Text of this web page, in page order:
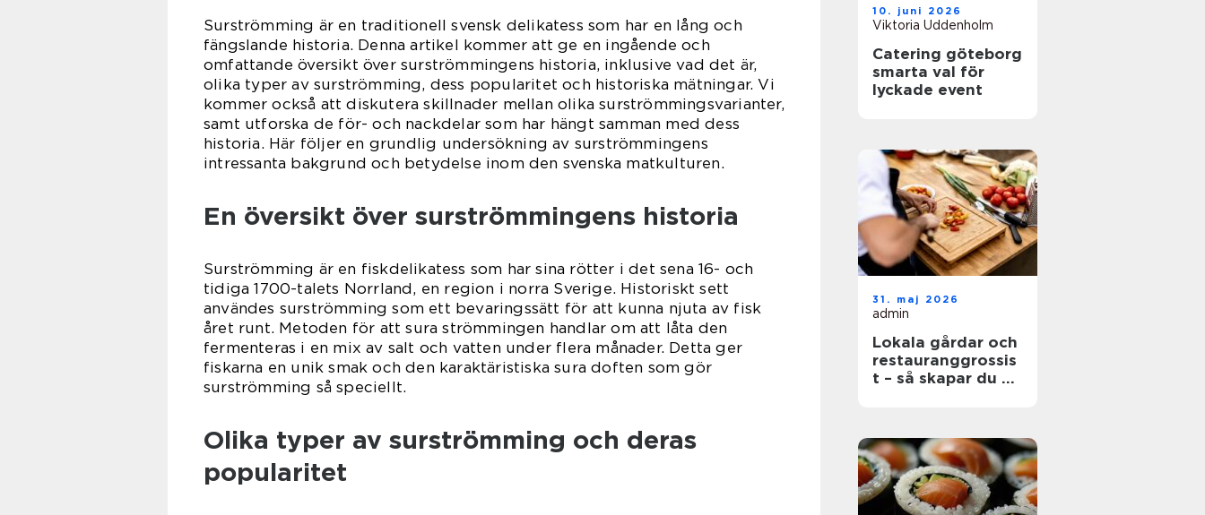
Surströmming är en traditionell svensk delikatess som har en lång och
fängslande historia. Denna artikel kommer att ge en ingående och
omfattande översikt över surströmmingens historia, inklusive vad det är,
olika typer av surströmming, dess popularitet och historiska mätningar. Vi
kommer också att diskutera skillnader mellan olika surströmmingsvarianter,
samt utforska de för- och nackdelar som har hängt samman med dess
historia. Här följer en grundlig undersökning av surströmmingens
intressanta bakgrund och betydelse inom den svenska matkulturen.
En översikt över surströmmingens historia
Surströmming är en fiskdelikatess som har sina rötter i det sena 16- och
tidiga 1700-talets Norrland, en region i norra Sverige. Historiskt sett
användes surströmming som ett bevaringssätt för att kunna njuta av fisk
året runt. Metoden för att sura strömmingen handlar om att låta den
fermenteras i en mix av salt och vatten under flera månader. Detta ger
fiskarna en unik smak och den karaktäristiska sura doften som gör
surströmming så speciellt.
Olika typer av surströmming och deras
popularitet
10. juni 2026
Viktoria Uddenholm
Catering göteborg
smarta val för
lyckade event
31. maj 2026
admin
Lokala gårdar och
restauranggrossis
t – så skapar du en